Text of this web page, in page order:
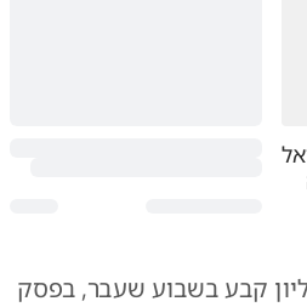
קבע בשבוע שעבר, בפסק